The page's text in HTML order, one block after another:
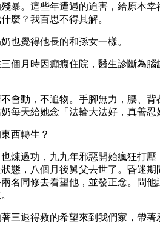
暴。這些年遭遇的迫害，給原本
麼？我百思不得其解。
也覺得他長的和孫女一樣。
個月時因癲癇住院，醫生診斷為
會動，不追物。手腳無力，腰、
每天給她念「法輪大法好，真善
西轉生？
煉過功，九九年邪惡開始瘋狂打
態，八個月後舅父去世了。昏迷
名同修去看望他，並發正念。問
三退得救的希望來到我們家，帶